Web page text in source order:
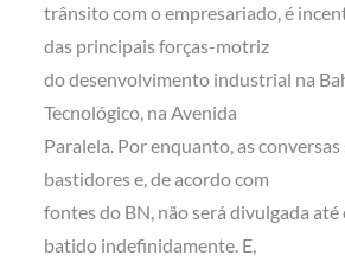
trânsito com o empresariado, é
das principais forças-motriz
do desenvolvimento industrial na
Tecnológico, na Avenida
Paralela. Por enquanto, as conversas
bastidores e, de acordo com
fontes do BN, não será divulgada
batido indefinidamente. E,